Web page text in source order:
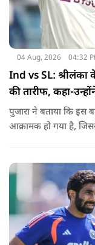
04 Aug, 2026 04:32
Ind vs SL: श्रीलंका
की तारीफ, कहा-
पुजारा ने बताया कि इस
आक्रामक हो गया है,